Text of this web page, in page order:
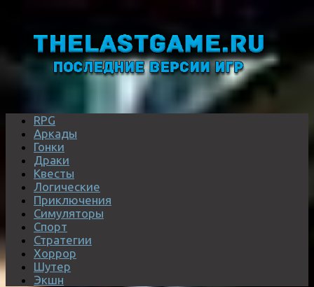
RPG
Аркады
Гонки
Драки
Квесты
Логические
Приключения
Симуляторы
Спорт
Стратегии
Хоррор
Шутер
Экшн